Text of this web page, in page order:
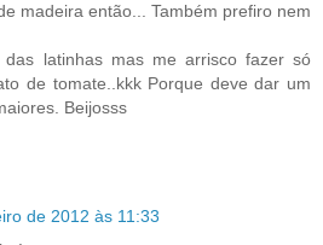
madeira então... Também prefiro nem
das latinhas mas me arrisco fazer só
de tomate..kkk Porque deve dar um
Beijosss
de 2012 às 11:33